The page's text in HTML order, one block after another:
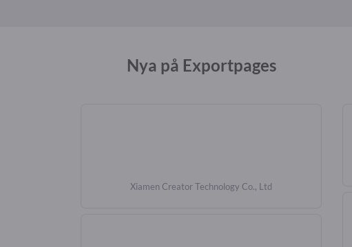
Nya på Exportpages
Xiamen Creator Technology Co., Ltd